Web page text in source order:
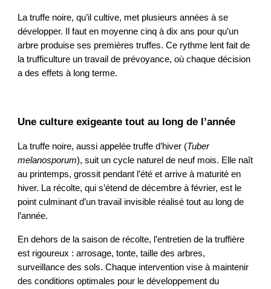
La truffe noire, qu’il cultive, met plusieurs années à se
développer. Il faut en moyenne cinq à dix ans pour qu’un
arbre produise ses premières truffes. Ce rythme lent fait de
la trufficulture un travail de prévoyance, où chaque décision
a des effets à long terme.
Une culture exigeante tout au long de l’année
La truffe noire, aussi appelée truffe d’hiver (Tuber
melanosporum), suit un cycle naturel de neuf mois. Elle naît
au printemps, grossit pendant l’été et arrive à maturité en
hiver. La récolte, qui s’étend de décembre à février, est le
point culminant d’un travail invisible réalisé tout au long de
l’année.
En dehors de la saison de récolte, l’entretien de la truffière
est rigoureux : arrosage, tonte, taille des arbres,
surveillance des sols. Chaque intervention vise à maintenir
des conditions optimales pour le développement du